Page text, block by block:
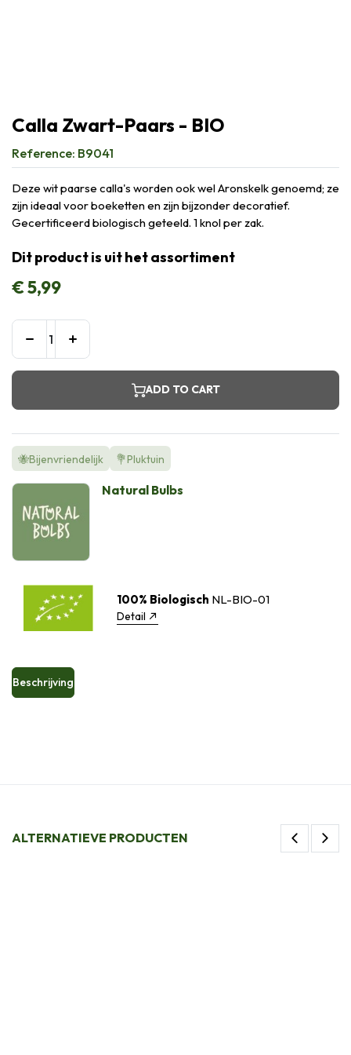
Calla Zwart-Paars - BIO
Reference: B9041
Deze wit paarse calla's worden ook wel Aronskelk genoemd; ze
zijn ideaal voor boeketten en zijn bijzonder decoratief.
Gecertificeerd biologisch geteeld. 1 knol per zak.
Dit product is uit het assortiment
€5,99
ADD TO CART
🐝Bijenvriendelijk 💐Pluktuin
Natural Bulbs
100% Biologisch NL-BIO-01
Detail
Beschrijving
ALTERNATIEVE PRODUCTEN